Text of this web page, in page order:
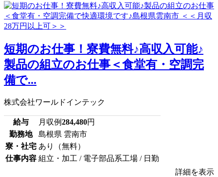
短期のお仕事！寮費無料♪高収入可能♪
製品の組立のお仕事＜食堂有・空調完
備で...
株式会社ワールドインテック
給与 月収例284,480円
勤務地
島根県 雲南市
寮・社宅 あり（無料）
仕事内容 組立・加工 / 電子部品系工場 / 日勤
詳細を表示